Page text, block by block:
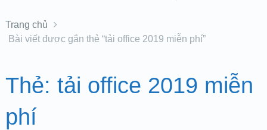
Trang chủ
Bài viết được gắn thẻ “tải office 2019 miễn phí”
Thẻ: tải office 2019 miễn
phí